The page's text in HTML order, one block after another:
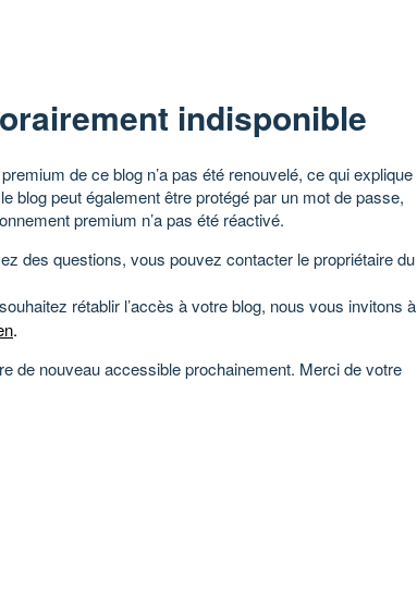
indisponible
de ce blog n’a pas été renouvelé, ce qui explique
blog peut également être protégé par un mot de passe,
premium n’a pas été réactivé.
des questions, vous pouvez contacter le propriétaire du
rétablir l’accès à votre blog, nous vous invitons à
.
de nouveau accessible prochainement. Merci de votre